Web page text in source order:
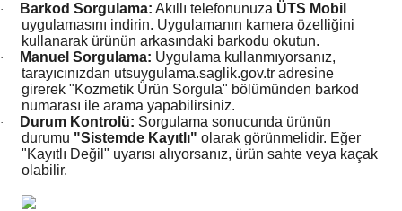
· Barkod Sorgulama: Akıllı telefonunuza ÜTS Mobil
uygulamasını indirin. Uygulamanın kamera özelliğini
kullanarak ürünün arkasındaki barkodu okutun.
· Manuel Sorgulama: Uygulama kullanmıyorsanız,
tarayıcınızdan utsuygulama.saglik.gov.tr adresine
girerek "Kozmetik Ürün Sorgula" bölümünden barkod
numarası ile arama yapabilirsiniz.
· Durum Kontrolü: Sorgulama sonucunda ürünün
durumu "Sistemde Kayıtlı" olarak görünmelidir. Eğer
"Kayıtlı Değil" uyarısı alıyorsanız, ürün sahte veya kaçak
olabilir.